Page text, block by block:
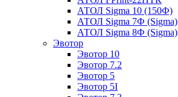
АТОЛ Sigma 10 (150Ф)
АТОЛ Sigma 7Ф (Sigma)
АТОЛ Sigma 8Ф (Sigma)
Эвотор
Эвотор 10
Эвотор 7.2
Эвотор 5
Эвотор 5I